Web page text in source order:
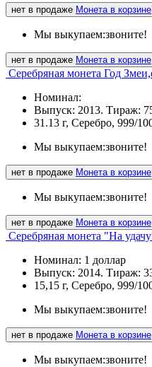
нет в продаже Монета в корзине
Мы выкупаем:звоните!
нет в продаже Монета в корзине
Серебряная монета Год
Номинал:
Выпуск: 2013. Тираж:
31.13 г, Серебро, 999/
Мы выкупаем:звоните!
нет в продаже Монета в корзине
Мы выкупаем:звоните!
нет в продаже Монета в корзине
Серебряная монета "На
Номинал: 1 доллар
Выпуск: 2014. Тираж:
15,15 г, Серебро, 999/
Мы выкупаем:звоните!
нет в продаже Монета в корзине
Мы выкупаем:звоните!